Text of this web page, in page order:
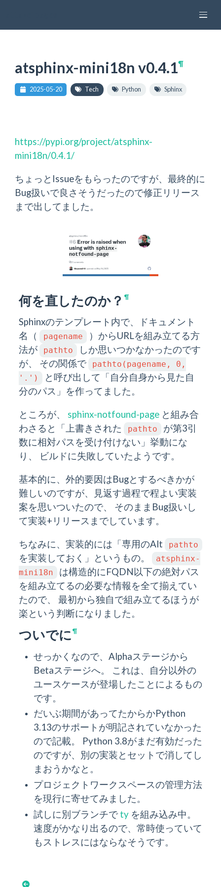
atsphinx-mini18n v0.4.1¶
2025-05-20 Tech Python Sphinx
https://pypi.org/project/atsphinx-
mini18n/0.4.1/
ちょっとIssueをもらったのですが、最終的に
Bug扱いで良さそうだったので修正リリース
まで出してました。
何を直したのか？ ¶
Sphinxのテンプレート内で、ドキュメント
名（
pagename
）からURLを組み立てる方
法が
pathto
しか思いつかなかったのです
が、 その関係で
pathto(pagename,
0,
'.')
と呼び出して「自分自身から見た自
分のパス」を作ってました。
ところが、 sphinx-notfound-pageと組み合
わさると「上書きされた
pathto
が第3引
数に相対パスを受け付けない」挙動にな
り、 ビルドに失敗していたようです。
基本的に、外的要因はBugとするべきかが
難しいのですが、見返す過程で程よい実装
案を思いついたので、 そのままBug扱いし
て実装+リリースまでしています。
ちなみに、実装的には「専用のAlt pathto
を実装しておく」というもの。
atsphinx-
mini18n
は構造的にFQDN以下の絶対パス
を組み立てるの必要な情報を全て揃えてい
たので、 最初から独自で組み立てるほうが
楽という判断になりました。
ついでに¶
せっかくなので、Alphaステージから
Betaステージへ。 これは、自分以外の
ユースケースが登場したことによるもの
です。
だいぶ期間があってたからかPython
3.13のサポートが明記されていなかった
ので記載。 Python 3.8がまだ有効だった
のですが、別の実装とセットで消してし
まおうかなと。
プロジェクトワークスペースの管理方法
を現行に寄せてみました。
試しに別ブランチで tyを組み込み中。
速度がかなり出るので、常時使っていて
もストレスにはならなそうです。